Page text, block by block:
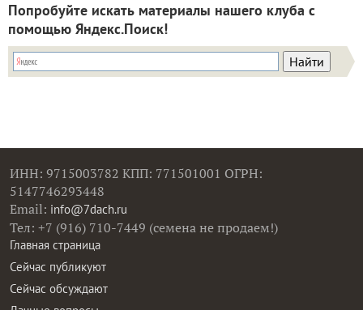
Попробуйте искать материалы нашего клуба с
помощью Яндекс.Поиск!
ИНН: 9715003782 КПП: 771501001 ОГРН:
5147746293448
Email: info@7dach.ru
Тел: +7 (916) 710-7449 (семена не продаем!)
Главная страница
Сейчас публикуют
Сейчас обсуждают